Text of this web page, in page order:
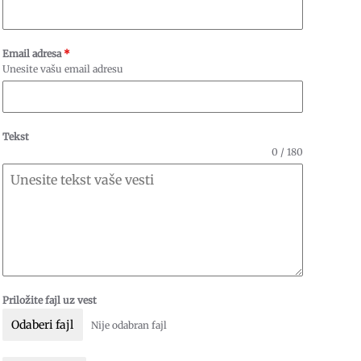
Email adresa *
Unesite vašu email adresu
Tekst
0 / 180
Priložite fajl uz vest
Odaberi fajl Nije odabran fajl